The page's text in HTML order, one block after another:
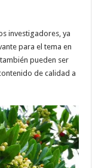
investigadores, ya
para el tema en
pueden ser
de calidad a